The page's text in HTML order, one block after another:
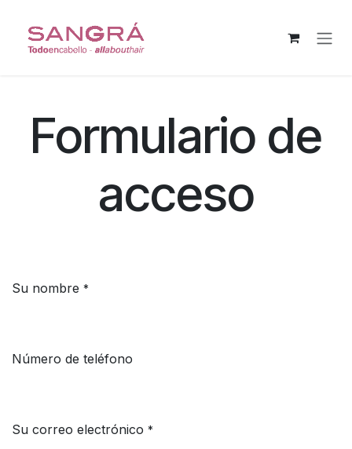
Formulario de
acceso
Su nombre *
Número de teléfono
Su correo electrónico *